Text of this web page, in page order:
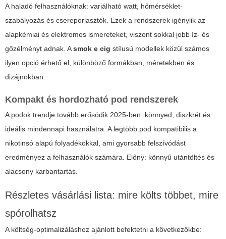
A haladó felhasználóknak: variálható watt, hőmérséklet-
szabályozás és csereporlasztók. Ezek a rendszerek igénylik az
alapkémiai és elektromos ismereteket, viszont sokkal jobb íz- és
gőzélményt adnak. Asmok e cig stílusú modellek közül számos
ilyen opció érhető el, különböző formákban, méretekben és
dizájnokban.
Kompakt és hordozható pod rendszerek
A podok trendje tovább erősödik 2025-ben: könnyed, diszkrét és
ideális mindennapi használatra. A legtöbb pod kompatibilis a
nikotinsó alapú folyadékokkal, ami gyorsabb felszívódást
eredményez a felhasználók számára. Előny: könnyű utántöltés és
alacsony karbantartás.
Részletes vásárlási lista: mire költs többet, mire
spórolhatsz
A költség-optimalizáláshoz ajánlott befektetni a következőkbe: